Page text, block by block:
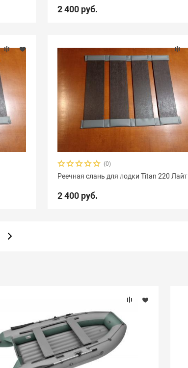
2 400 руб.
(0)
Реечная слань для лодки Titan 220 Лайт
2 400 руб.